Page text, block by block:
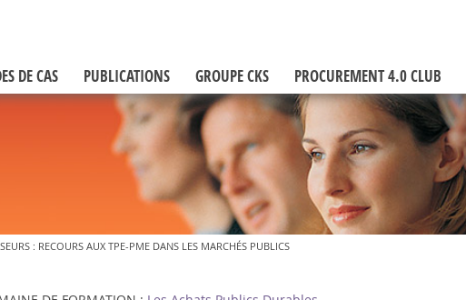
DE CAS PUBLICATIONS GROUPE CKS PROCUREMENT 4.0 CLUB
: RECOURS AUX TPE-PME DANS LES MARCHÉS PUBLICS